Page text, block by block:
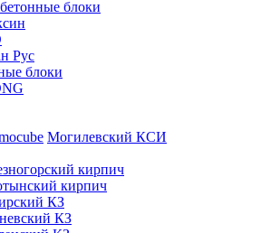
блоки
Рус
блоки
Могилевский КСИ
кирпич
кирпич
КЗ
КЗ